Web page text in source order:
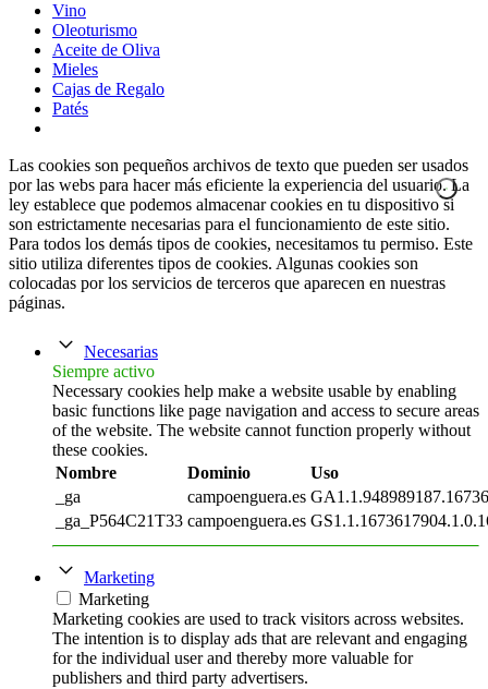
Vino
Oleoturismo
Aceite de Oliva
Mieles
Cajas de Regalo
Patés
Las cookies son pequeños archivos de texto que pueden ser usados
por las webs para hacer más eficiente la experiencia del usuario. La
ley establece que podemos almacenar cookies en tu dispositivo si
son estrictamente necesarias para el funcionamiento de este sitio.
Para todos los demás tipos de cookies, necesitamos tu permiso. Este
sitio utiliza diferentes tipos de cookies. Algunas cookies son
colocadas por los servicios de terceros que aparecen en nuestras
páginas.
Necesarias
Siempre activo
Necessary cookies help make a website usable by enabling
basic functions like page navigation and access to secure areas
of the website. The website cannot function properly without
these cookies.
Nombre
Dominio
Uso
_ga
campoenguera.es
_ga_P564C21T33 campoenguera.es
Marketing
Marketing
Marketing cookies are used to track visitors across websites.
The intention is to display ads that are relevant and engaging
for the individual user and thereby more valuable for
publishers and third party advertisers.